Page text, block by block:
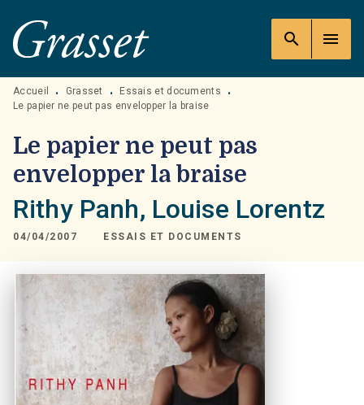
MENU RECHERCHE
PIED DE PAGE
search menu
Accueil • Grasset • Essais et documents
•
Le papier ne peut pas envelopper la braise
Le papier ne peut pas
envelopper la braise
Rithy Panh, Louise Lorentz
04/04/2007 ESSAIS ET DOCUMENTS